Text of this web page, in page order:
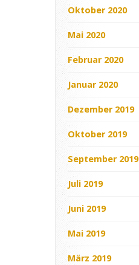
Oktober 2020
Mai 2020
Februar 2020
Januar 2020
Dezember 2019
Oktober 2019
September 2019
Juli 2019
Juni 2019
Mai 2019
März 2019